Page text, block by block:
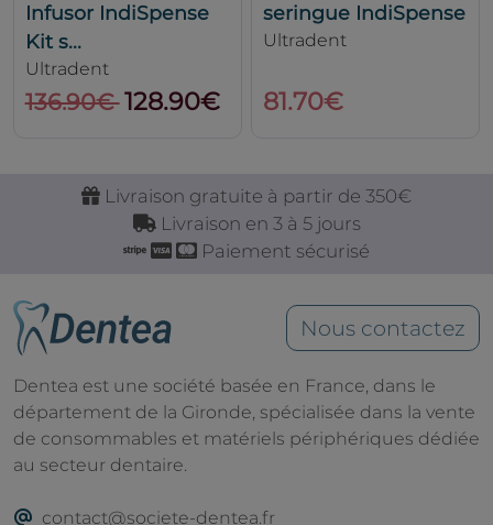
Infusor IndiSpense
Kit s...
Ultradent
136.90€128.90€
seringue IndiSpense
Ultradent
81.70€
Livraison gratuite à partir de 350€
Livraison en 3 à 5 jours
Paiement sécurisé
Nous contactez
Dentea est une société basée en France, dans le
département de la Gironde, spécialisée dans la vente
de consommables et matériels périphériques dédiée
au secteur dentaire.
contact@societe-dentea.fr